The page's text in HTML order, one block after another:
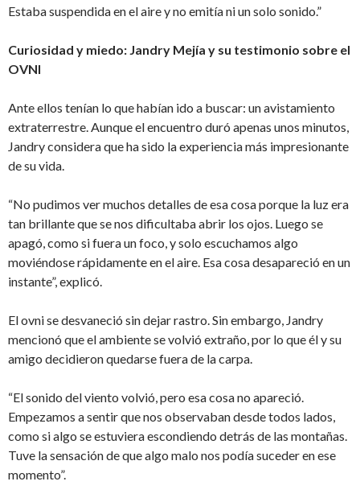
Estaba suspendida en el aire y no emitía ni un solo sonido.”
Curiosidad y miedo: Jandry Mejía y su testimonio sobre el
OVNI
Ante ellos tenían lo que habían ido a buscar: un avistamiento
extraterrestre. Aunque el encuentro duró apenas unos minutos,
Jandry considera que ha sido la experiencia más impresionante
de su vida.
“No pudimos ver muchos detalles de esa cosa porque la luz era
tan brillante que se nos dificultaba abrir los ojos. Luego se
apagó, como si fuera un foco, y solo escuchamos algo
moviéndose rápidamente en el aire. Esa cosa desapareció en un
instante”, explicó.
El ovni se desvaneció sin dejar rastro. Sin embargo, Jandry
mencionó que el ambiente se volvió extraño, por lo que él y su
amigo decidieron quedarse fuera de la carpa.
“El sonido del viento volvió, pero esa cosa no apareció.
Empezamos a sentir que nos observabandesde todos lados,
como si algo se estuviera escondiendo detrás de las montañas.
Tuve la sensación de que algo malo nos podía suceder en ese
momento”.